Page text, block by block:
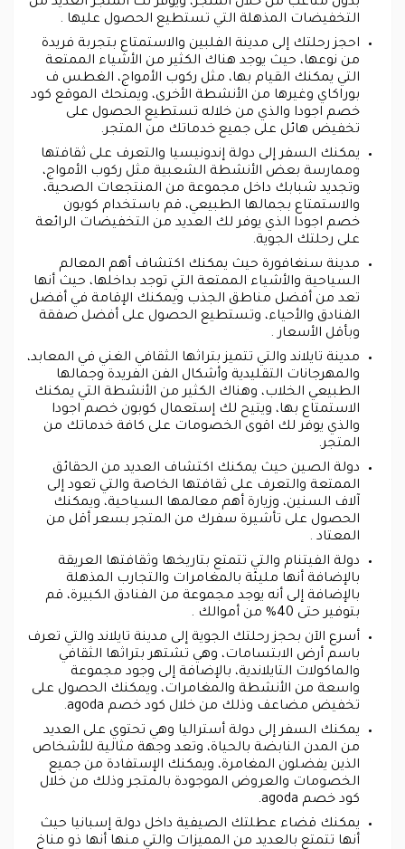
التخفيضات المذهلة التي تستطيع الحصول عليها .
احجز رحلتك إلى مدينة الفلبين والاستمتاع بتجربة فريدة
من نوعها، حيث يوجد هناك الكثير من الأشياء الممتعة
التي يمكنك القيام بها، مثل ركوب الأمواج، الغطس ف
بوراكاي وغيرها من الأنشطة الأخرى، ويمنحك الموقع كود
خصم اجودا والذي من خلاله تستطيع الحصول على
تخفيض هائل على جميع خدماتك من المتجر.
يمكنك السفر إلى دولة إندونيسيا والتعرف على ثقافتها
وممارسة بعض الأنشطة الشعبية مثل ركوب الأمواج،
وتجديد شبابك داخل مجموعة من المنتجعات الصحية،
والاستمتاع بجمالها الطبيعي، قم باستخدام كوبون
خصم اجودا الذي يوفر لك العديد من التخفيضات الرائعة
على رحلتك الجوية.
مدينة سنغافورة حيث يمكنك اكتشاف أهم المعالم
السياحية والأشياء الممتعة التي توجد بداخلها، حيث أنها
تعد من أفضل مناطق الجذب ويمكنك الإقامة في أفضل
الفنادق والأحياء، وتستطيع الحصول على أفضل صفقة
وبأقل الأسعار .
مدينة تايلاند والتي تتميز بتراثها الثقافي الغني في المعابد،
والمهرجانات التقليدية وأشكال الفن الفريدة وجمالها
الطبيعي الخلاب، وهناك الكثير من الأنشطة التي يمكنك
الاستمتاع بها، ويتيح لك إستعمال كوبون خصم اجودا
والذي يوفر لك اقوى الخصومات على كافة خدماتك من
المتجر.
دولة الصين حيث يمكنك اكتشاف العديد من الحقائق
الممتعة والتعرف على ثقافتها الخاصة والتي تعود إلى
آلاف السنين، وزيارة أهم معالمها السياحية، ويمكنك
الحصول على تأشيرة سفرك من المتجر بسعر أقل من
المعتاد .
دولة الفيتنام والتي تتمتع بتاريخها وثقافتها العريقة
بالإضافة أنها مليئة بالمغامرات والتجارب المذهلة
بالإضافة إلى أنه يوجد مجموعة من الفنادق الكبيرة، قم
بتوفير حتى 40% من أموالك .
أسرع الآن بحجز رحلتك الجوية إلى مدينة تايلاند والتي تعرف
باسم أرض الابتسامات، وهي تشتهر بتراثها الثقافي
والماكولات التايلاندية، بالإضافة إلى وجود مجموعة
واسعة من الأنشطة والمغامرات، ويمكنك الحصول على
تخفيض مضاعف وذلك من خلال كود خصم agoda.
يمكنك السفر إلى دولة أستراليا وهي تحتوي على العديد
من المدن النابضة بالحياة، وتعد وجهة مثالية للأشخاص
الذين يفضلون المغامرة، ويمكنك الإستفادة من جميع
الخصومات والعروض الموجودة بالمتجر وذلك من خلال
كود خصم agoda.
يمكنك قضاء عطلتك الصيفية داخل دولة إسبانيا حيث
أنها تتمتع بالعديد من المميزات والتي منها أنها ذو مناخ